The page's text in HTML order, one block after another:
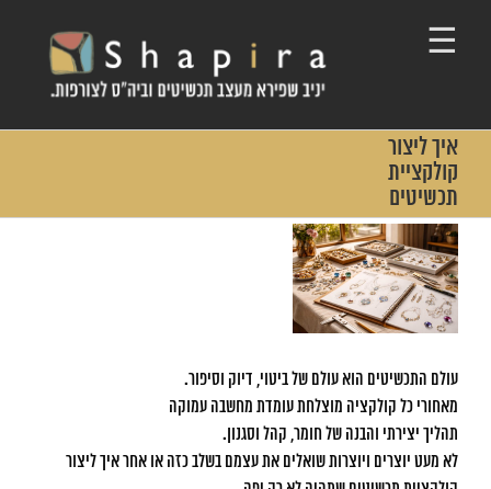
איך ליצור
קולקציית
תכשיטים
View
Larger
Image
עולם התכשיטים הוא עולם של ביטוי, דיוק וסיפור.
מאחורי כל קולקציה מוצלחת עומדת מחשבה עמוקה
תהליך יצירתי והבנה של חומר, קהל וסגנון.
לא מעט יוצרים ויוצרות שואלים את עצמם בשלב כזה או אחר איך ליצור